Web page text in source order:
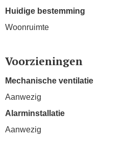
Huidige bestemming
Woonruimte
Voorzieningen
Mechanische ventilatie
Aanwezig
Alarminstallatie
Aanwezig